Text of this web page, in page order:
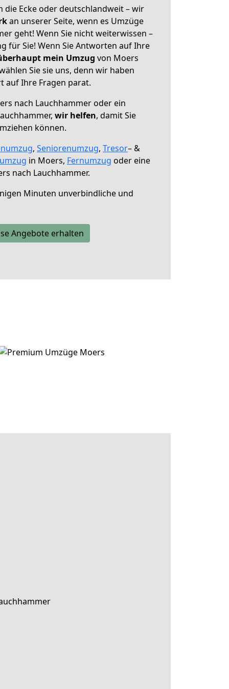
die Ecke oder deutschlandweit – wir
an unserer Seite, wenn es Umzüge
geht! Wenn Sie nicht weiterwissen –
für Sie! Wenn Sie Antworten auf Ihre
mein Umzug von Moers
Sie sie uns, denn wir haben
auf Ihre Fragen parat.
nach Lauchhammer oder ein
wir helfen, damit Sie
können.
, Seniorenumzug, Tresor– &
in Moers, Fernumzug oder eine
nach Lauchhammer.
Minuten unverbindliche und
Angebote erhalten